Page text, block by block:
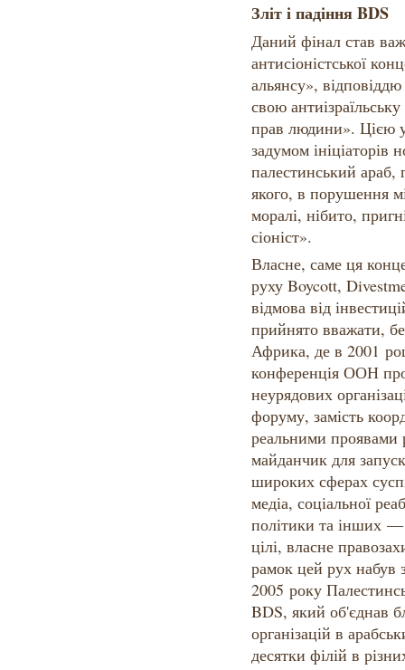
Зліт і падіння BDS
Даний фінал став
антисіоністської
альянсу»,
свою
прав людини». Цією
задумом ініціаторів
палестинський араб,
якого, в порушення
моралі, нібито,
сіоніст».
Власне, саме ця
руху Boycott,
відмова від
прийнято вважати,
Африка, де в 2001
конференція ООН
неурядових
форуму, замість
реальними проявами
майданчик для
широких сферах
медіа, соціальної
політики та інших —
цілі, власне
рамок цей рух набув
2005 року
BDS, який об'єднав
організацій в
десятки філій в